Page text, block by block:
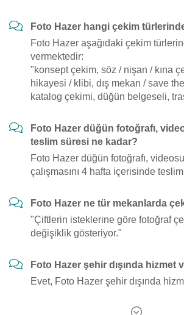
Foto Hazer hangi çekim
Foto Hazer aşağıdaki çekim
vermektedir:
"konsept çekim, söz / nişan / kına
hikayesi / klibi, dış mekan / save
katalog çekimi, düğün belgeseli,
Foto Hazer düğün fotoğrafı,
teslim süresi ne kadar?
Foto Hazer düğün fotoğrafı,
çalışmasını 4 hafta içerisinde
Foto Hazer ne tür mekanlarda
"Çiftlerin isteklerine göre fotoğraf
değişiklik gösteriyor."
Foto Hazer şehir dışında hizmet
Evet, Foto Hazer şehir dışında